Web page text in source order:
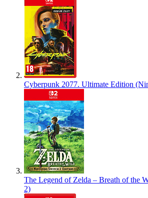
Cyberpunk 2077. Ultimate Edition
The Legend of Zelda – Breath of the
2)